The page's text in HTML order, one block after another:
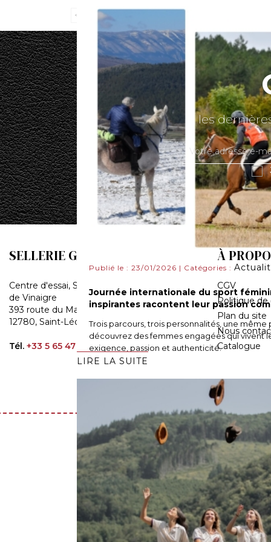
Journée internationale du sport
inspirantes racontent leur passion
Publié le : 23/01/2026 | Catégories :
Trois parcours, trois personnalités, une même
découvrez des femmes engagées qui vivent
exigence, passion et authenticité.
LIRE LA SUITE
<< 1
les
SELLERIE GASTON MERCIER
Centre d'essai, Showroom et Atelier - Le Mas
de Vinaigre
393 route du Mas de Vinaigre
12780, Saint-Léons - France métropole
Tél. +33 5 65 47 60 98
À
CGV
Politique de
Plan du site
Nous
Catalogue
| Gaston Mercier